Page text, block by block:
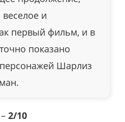
веселое и
первый фильм, и в
показано
Шарлиз
2/10